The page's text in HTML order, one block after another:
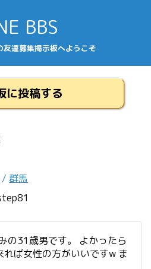
BBS
友達募集掲示板へようこそ
に投稿する
/ 群馬
の31歳男です。 よかったら
ば女性の方がいいですw ま